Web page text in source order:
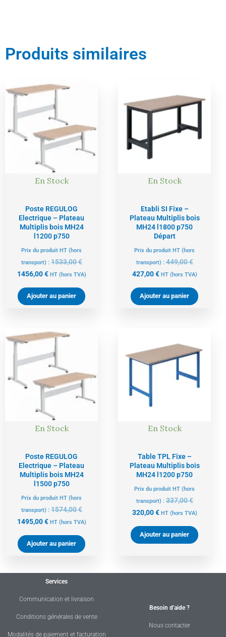
Produits similaires
En Stock
Poste REGULOG
Electrique – Plateau
Multiplis bois MH24
l1200 p750
Prix du produit HT (hors
transport) :1533,00€
1533,00 €.
1456,00€
Le
prix
actuel
est :
1456,00 €.
HT (hors TVA)
Ajouter au panier
En Stock
Etabli SI Fixe –
Plateau Multiplis bois
MH24 l1800 p750
Départ
Prix du produit HT (hors
transport) :449,00€
prix
449,00 €.
427,00€
prix
actuel
427,00 €.
HT (hors TVA)
Ajouter au panier
En Stock
Poste REGULOG
Electrique – Plateau
Multiplis bois MH24
l1500 p750
Prix du produit HT (hors
transport) :1574,00€
1574,00 €.
1495,00€
Le
prix
actuel
est :
1495,00 €.
HT (hors TVA)
Ajouter au panier
En Stock
Table TPL Fixe –
Plateau Multiplis bois
MH24 l1200 p750
Prix du produit HT (hors
transport) :337,00€
initial
337,00 €.
320,00€
prix
actuel
est :
320,00 €.
HT (hors TVA)
Ajouter au panier
Services
Communication et livraison
Conditions générales de vente
Modalités de paiement et facturation
Besoin d'aide ?
Nous contacter